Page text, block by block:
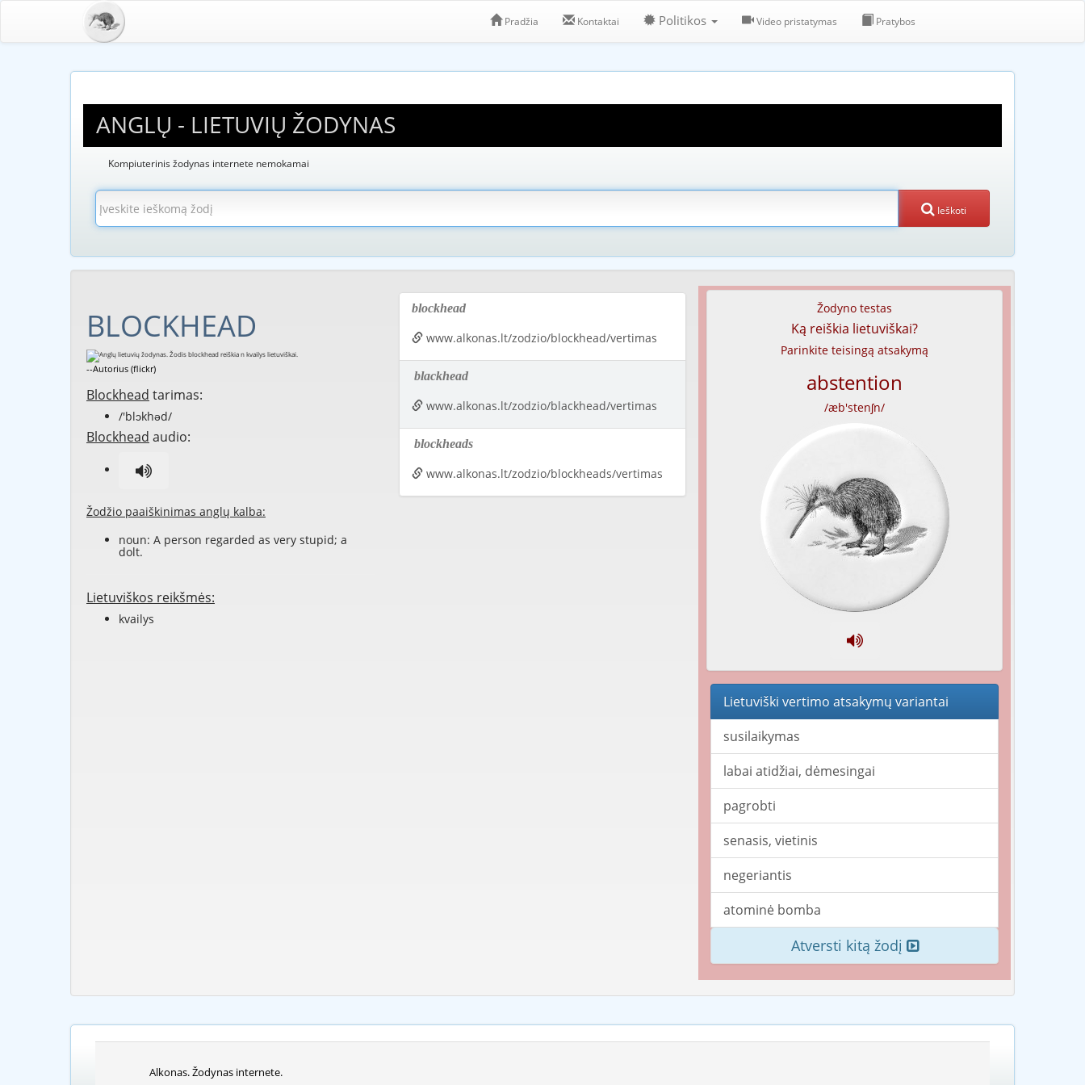
Pradžia Kontaktai Politikos Video pristatymas Pratybos
ANGLŲ - LIETUVIŲ ŽODYNAS
Kompiuterinis žodynas internete nemokamai
Ieškoti
BLOCKHEAD
--Autorius (flickr)
Blockhead tarimas:
/'blɔkhəd/
Blockhead audio:
Žodžio paaiškinimas anglų kalba:
noun: A person regarded as very stupid; a
dolt.
Lietuviškos reikšmės:
kvailys
blockhead
www.alkonas.lt/zodzio/blockhead/vertimas
blackhead
www.alkonas.lt/zodzio/blackhead/vertimas
blockheads
www.alkonas.lt/zodzio/blockheads/vertimas
Žodyno testas
Ką reiškia lietuviškai?
Parinkite teisingą atsakymą
abstention
/æb'stenʃn/
Lietuviški vertimo atsakymų variantai
susilaikymas
labai atidžiai, dėmesingai
pagrobti
senasis, vietinis
negeriantis
atominė bomba
Atversti kitą žodį
Alkonas. Žodynas internete.